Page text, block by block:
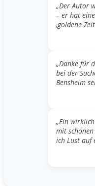
„Der Autor
– er hat
‚goldene
„Danke für
bei der
Bensheim
„Ein
mit
ich Lust auf